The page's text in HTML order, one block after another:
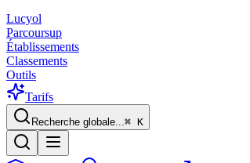
Lucyol
Parcoursup
Établissements
Classements
Outils
Tarifs
Recherche globale...⌘ K